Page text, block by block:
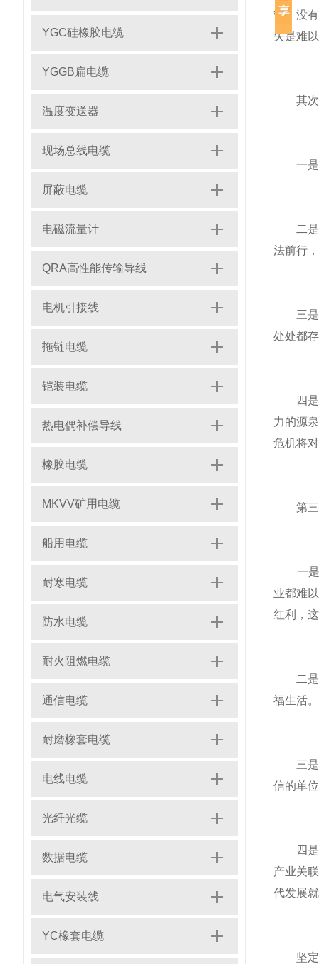
YGC硅橡胶电缆
YGGB扁电缆
温度变送器
现场总线电缆
屏蔽电缆
电磁流量计
QRA高性能传输导线
电机引接线
拖链电缆
铠装电缆
热电偶补偿导线
橡胶电缆
MKVV矿用电缆
船用电缆
耐寒电缆
防水电缆
耐火阻燃电缆
通信电缆
耐磨橡套电缆
电线电缆
光纤光缆
数据电缆
电气安装线
YC橡套电缆
管，没
失是难
其次
一是化
二是化
法前行
三是化
处处都
四是化
力的源
危机将
第三
一是改
业都难
红利，
二是人
福生活
三是诚
信的单
四是互
产业关
代发展
坚定